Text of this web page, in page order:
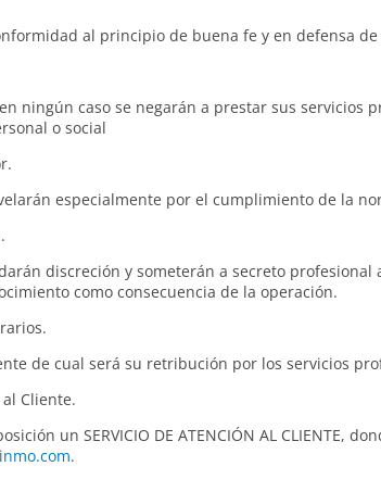
al principio de buena fe y en defensa
en ningún caso se negarán a prestar sus
o social
especialmente por el cumplimiento de la
discreción y someterán a secreto
como consecuencia de la operación.
de cual será su retribución por los servicios
Cliente.
un SERVICIO DE ATENCIÓN AL CLIENTE,
.